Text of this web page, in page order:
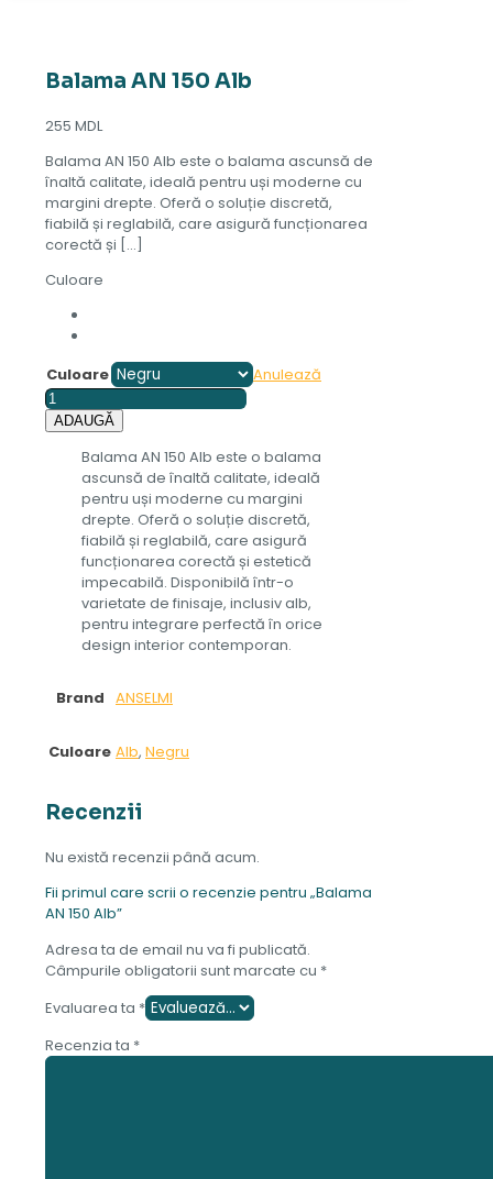
Balama AN 150 Alb
255 MDL
Balama AN 150 Alb este o balama ascunsă de
înaltă calitate, ideală pentru uși moderne cu
margini drepte. Oferă o soluție discretă,
fiabilă și reglabilă, care asigură funcționarea
corectă și […]
Culoare
Culoare
Anulează
Cantitate
Balama
ADAUGĂ
Balama AN 150 Alb este o balama
ascunsă de înaltă calitate, ideală
pentru uși moderne cu margini
drepte. Oferă o soluție discretă,
fiabilă și reglabilă, care asigură
funcționarea corectă și estetică
impecabilă. Disponibilă într-o
varietate de finisaje, inclusiv alb,
pentru integrare perfectă în orice
design interior contemporan.
Brand ANSELMI
Culoare Alb, Negru
Recenzii
Nu există recenzii până acum.
Fii primul care scrii o recenzie pentru „Balama
AN 150 Alb”
Adresa ta de email nu va fi publicată.
Câmpurile obligatorii sunt marcate cu *
Evaluarea ta *
Recenzia ta *